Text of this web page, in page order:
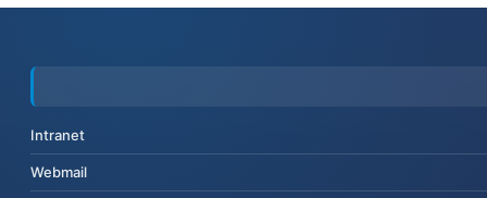
Intranet
Webmail